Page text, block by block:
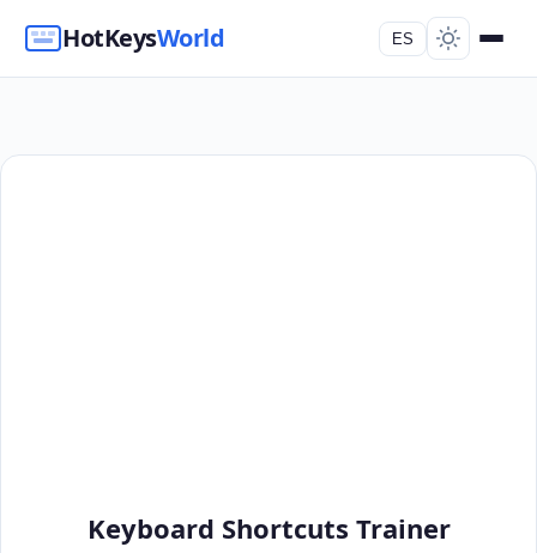
HotKeysWorld ES
Keyboard Shortcuts Trainer